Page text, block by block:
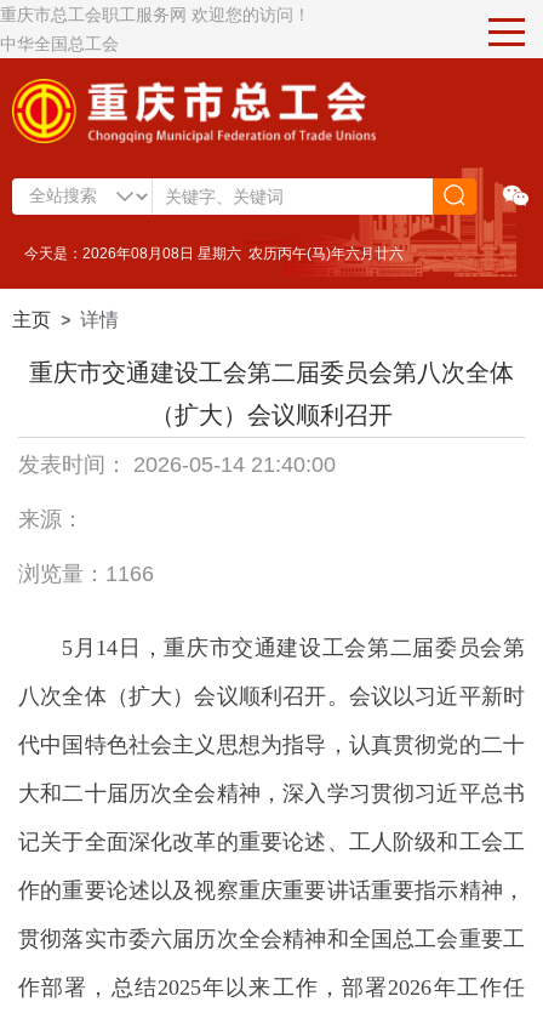
重庆市总工会职工服务网 欢迎您的访问！
中华全国总工会
今天是：2026年08月08日 星期六 农历丙午(马)年六月廿六
主页 > 详情
重庆市交通建设工会第二届委员会第八次全体
（扩大）会议顺利召开
发表时间： 2026-05-14 21:40:00
来源：
浏览量：1166
5月14日，重庆市交通建设工会第二届委员会第
八次全体（扩大）会议顺利召开。会议以习近平新时
代中国特色社会主义思想为指导，认真贯彻党的二十
大和二十届历次全会精神，深入学习贯彻习近平总书
记关于全面深化改革的重要论述、工人阶级和工会工
作的重要论述以及视察重庆重要讲话重要指示精神，
贯彻落实市委六届历次全会精神和全国总工会重要工
作部署，总结2025年以来工作，部署2026年工作任